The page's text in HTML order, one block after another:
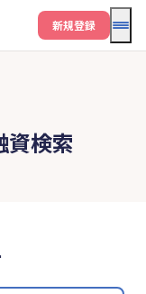
メ
新規登録
資検索